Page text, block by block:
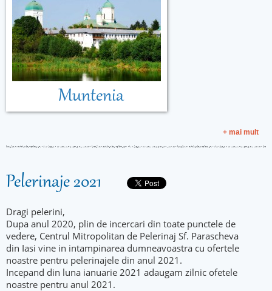
Muntenia
+ mai mult
Pelerinaje 2021
Dragi pelerini,
Dupa anul 2020, plin de incercari din toate punctele de
vedere, Centrul Mitropolitan de Pelerinaj Sf. Parascheva
din Iasi vine in intampinarea dumneavoastra cu ofertele
noastre pentru pelerinajele din anul 2021.
Incepand din luna ianuarie 2021 adaugam zilnic ofetele
noastre pentru anul 2021.